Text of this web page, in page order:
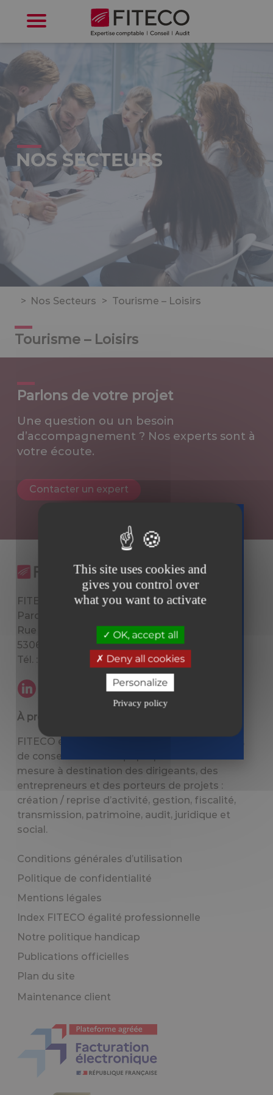
NOS SECTEURS
> Nos Secteurs > Tourisme – Loisirs
Tourisme – Loisirs
Parlons de votre projet
Une question ou un besoin
d’accompagnement ? Nos experts sont à
votre écoute.
Contacter un expert
FITECO SIEGE SOCIAL
Parc Technopole
Rue Albert Einstein - CS 83006
53063 Laval cedex 9
Tél. : 02 43 59 12 07
À propos
FITECO est un cabinet d’expertise comptable,
de conseil et d’audit qui propose une offre sur
mesure à destination des dirigeants, des
entrepreneurs et des porteurs de projets :
création / reprise d’activité, gestion, fiscalité,
transmission, patrimoine, audit, juridique et
social.
Conditions générales d’utilisation
Politique de confidentialité
Mentions légales
Index FITECO égalité professionnelle
Notre politique handicap
Publications officielles
Plan du site
Maintenance client
Cookies management panel
This site uses cookies and
gives you control over
what you want to activate
OK, accept all
Deny all cookies
Personalize
Privacy policy
Téléchargez
votre guide
sur la facture
électronique
Tous prêts
le 1 er
septembre
2026
en toute
sérénité